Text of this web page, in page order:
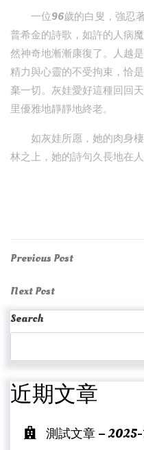
一位96歲的白叟，強忍
普希金的詩歌，如許的人病
然神奇地漸漸康復了。人越
精力與心靈的不受拘束，恰
棄一切。灰娃愛好這種回回
里優雅地靜靜地終老。
如灰娃所愿，她的肉身
林之上，她的詩句久長地在人
Post
navigation
Previous
Previous Post
Next
Post
Next Post
Search
近期文章
測試文章 –